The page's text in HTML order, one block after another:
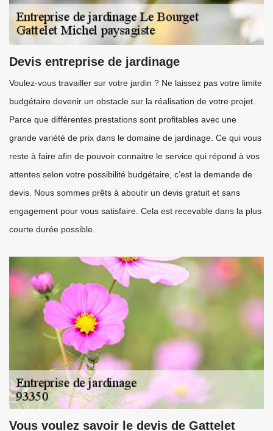
Devis entreprise de jardinage
Voulez-vous travailler sur votre jardin ? Ne laissez pas votre limite
budgétaire devenir un obstacle sur la réalisation de votre projet.
Parce que différentes prestations sont profitables avec une
grande variété de prix dans le domaine de jardinage. Ce qui vous
reste à faire afin de pouvoir connaitre le service qui répond à vos
attentes selon votre possibilité budgétaire, c’est la demande de
devis. Nous sommes prêts à aboutir un devis gratuit et sans
engagement pour vous satisfaire. Cela est recevable dans la plus
courte durée possible.
Vous voulez savoir le devis de Gattelet